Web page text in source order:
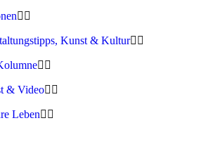
Kunst & Kultur
& Video
Leben